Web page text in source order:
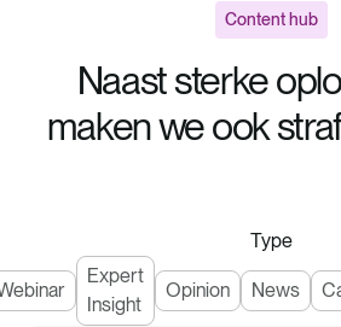
Content hub
Naast sterke
maken we ook
Type
Expert
Insight
Opinion News